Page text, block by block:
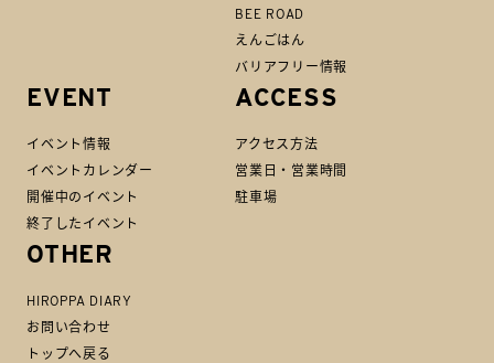
BEE ROAD
えんごはん
バリアフリー情報
EVENT
イベント情報
イベントカレンダー
開催中のイベント
終了したイベント
ACCESS
アクセス方法
営業日・営業時間
駐車場
OTHER
HIROPPA DIARY
お問い合わせ
トップへ戻る